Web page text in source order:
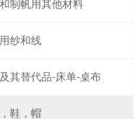
制帆用其他材料
纱和线
其替代品-床单-桌布
鞋，帽